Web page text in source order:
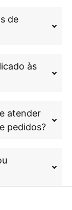
de
às
atender
pedidos?